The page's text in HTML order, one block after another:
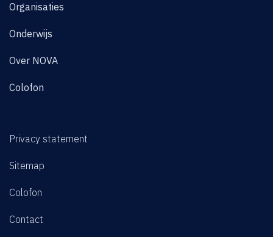
Organisaties
Onderwijs
Over NOVA
Colofon
Privacy statement
Sitemap
Colofon
Contact